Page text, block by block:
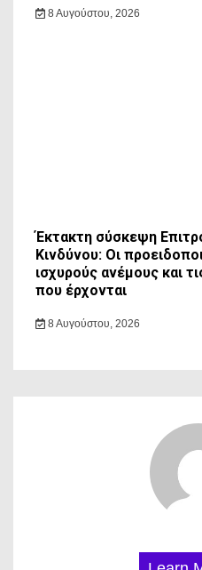
8 Αυγούστου, 2026
Έκτακτη σύσκεψη
Κινδύνου: Οι
ισχυρούς ανέμους και
που έρχονται
8 Αυγούστου, 2026